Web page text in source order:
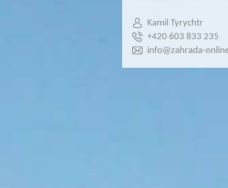
Kamil Tyrychtr
+420 603 833 235
info@zahrada-